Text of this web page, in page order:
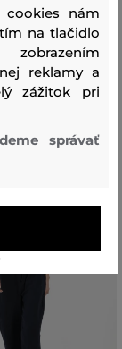
439,90 €
219,90 €
cookies nám
na tlačidlo
reklamy a
zážitok pri
správať